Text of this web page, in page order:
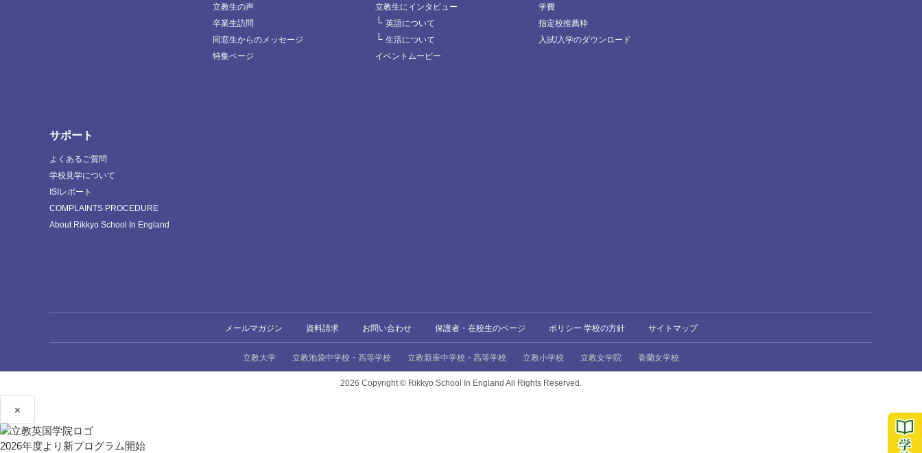
立教生の声
卒業生訪問
同窓生からのメッセージ
特集ページ
立教生にインタビュー
└ 英語について
└ 生活について
イベントムービー
学費
指定校推薦枠
入試/入学のダウンロード
サポート
よくあるご質問
学校見学について
ISIレポート
COMPLAINTS PROCEDURE
About Rikkyo School In England
メールマガジン 資料請求 お問い合わせ 保護者・在校生のページ ポリシー 学校の方針 サイトマップ
立教大学 立教池袋中学校・高等学校 立教新座中学校・高等学校 立教小学校 立教女学院 香蘭女学校
2026 Copyright © Rikkyo School In England All Rights Reserved.
×
2026年度より新プログラム開始